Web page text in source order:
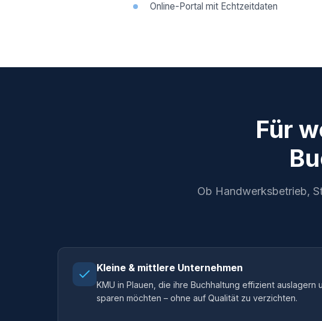
Online-Portal mit Echtzeitdaten
Für
Ob Handwerksbetrieb,
Kleine & mittlere Unternehmen
KMU in Plauen, die ihre Buchhaltung effizient auslagern
sparen möchten – ohne auf Qualität zu verzichten.